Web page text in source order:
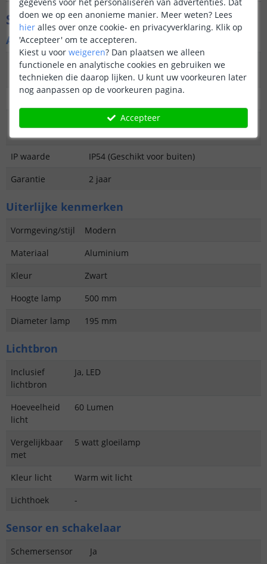
Specificaties
Algemene kenmerken
Type
buitenverlichting
Staande lamp
IP waarde
IP54 (Geschikt voor buiten)
Garantie
2 jaar
Uiterlijke kenmerken
Vormgeving/stijl
Modern
Materiaal
Aluminium
Kleur
Zwart
Hoogte lamp
500 mm
Diameter lamp
195 mm
Lichtbron
Inclusief
lichtbron
Ja, LED
Hoeveelheid
licht
60 Lumen
Vergelijkbaar
met
5 watt gloeilamp
Kleur licht
Warm wit licht
Lichthoek
-
Sensor en schakelaar
Schemersensor
Ja
doen we op een anonieme manier. Meer weten? Lees
hier alles over onze cookie- en privacyverklaring. Klik op
'Accepteer' om te accepteren.
Kiest u voor weigeren? Dan plaatsen we alleen
functionele en analytische cookies en gebruiken we
technieken die daarop lijken. U kunt uw voorkeuren later
nog aanpassen op de voorkeuren pagina.
Accepteer